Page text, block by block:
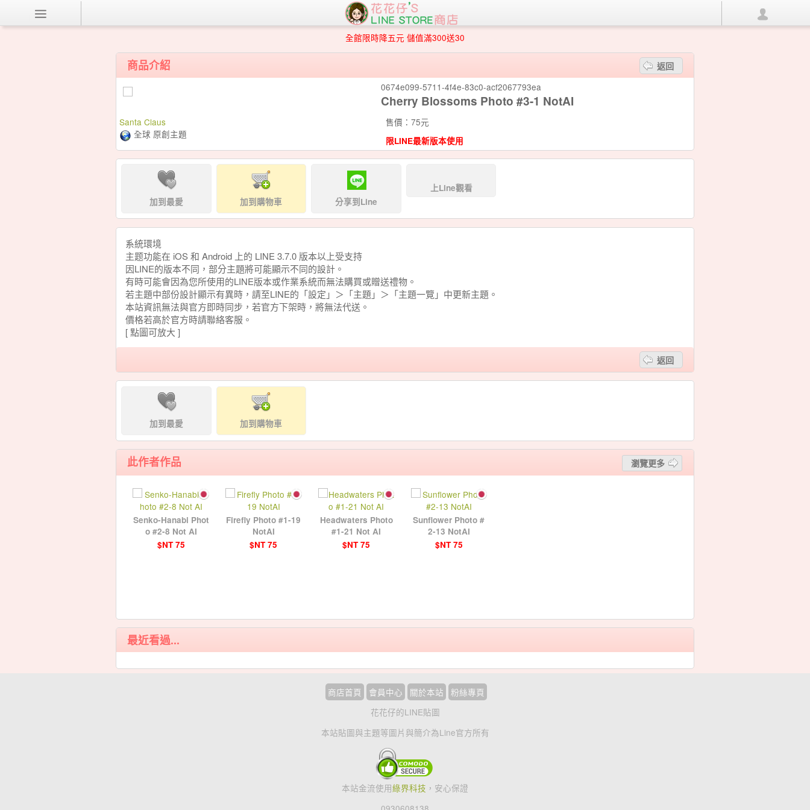
全館限時降五元 儲值滿300送30
商品介紹
返回
0674e099-5711-4f4e-83c0-acf2067793ea
Cherry Blossoms Photo #3-1 NotAI
Santa Claus
全球 原創主題
售價：75元
限LINE最新版本使用
加到最愛 加到購物車 分享到Line
上Line觀看
系統環境
主题功能在 iOS 和 Android 上的 LINE 3.7.0 版本以上受支持
因LINE的版本不同，部分主題將可能顯示不同的設計。
有時可能會因為您所使用的LINE版本或作業系統而無法購買或贈送禮物。
若主題中部份設計顯示有異時，請至LINE的「設定」＞「主題」＞「主題一覽」中更新主題。
本站資訊無法與官方即時同步，若官方下架時，將無法代送。
價格若高於官方時請聯絡客服。
[ 點圖可放大 ]
返回
加到最愛 加到購物車
此作者作品 瀏覽更多
Senko-Hanabi Phot
o #2-8 Not AI
$NT 75
Firefly Photo #1-19
NotAI
$NT 75
Headwaters Photo
#1-21 Not AI
$NT 75
Sunflower Photo #
2-13 NotAI
$NT 75
最近看過...
商店首頁 會員中心 關於本站
粉絲專頁
花花仔的LINE貼圖
本站貼圖與主題等圖片與簡介為Line官方所有
本站金流使用綠界科技 ，安心保證